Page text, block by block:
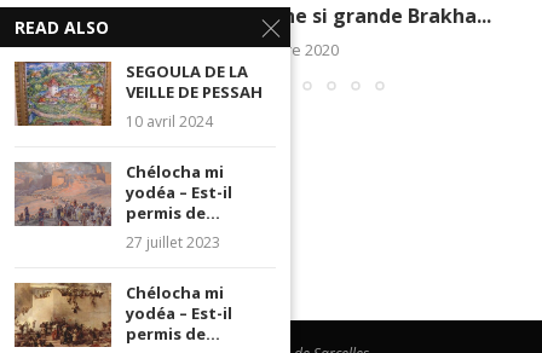
Pourquoi Séra’h a reçu une si grande Brakha...
25 novembre 2020
READ ALSO
SEGOULA DE LA
VEILLE DE PESSAH
10 avril 2024
Chélocha mi
yodéa – Est-il
permis de...
27 juillet 2023
Chélocha mi
yodéa – Est-il
permis de...